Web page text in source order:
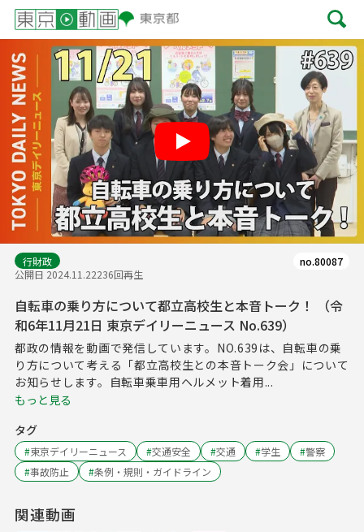
Play
行財政
公開日 2024.11.22236回再生
no.80087
自転車の乗り方について都立高校生と本音トーク！ （令
和6年11月21日 東京デイリーニュース No.639）
都政の情報を動画で発信しています。NO.639は、自転車の乗
り方について考える「都立高校生との本音トーク会」について
お知らせします。自転車乗車用ヘルメット着用...
もっと見る
タグ
#東京デイリーニュース #交通安全 #交通 #学生 #警察
#事故防止 #条例・規則・ガイドライン
関連動画